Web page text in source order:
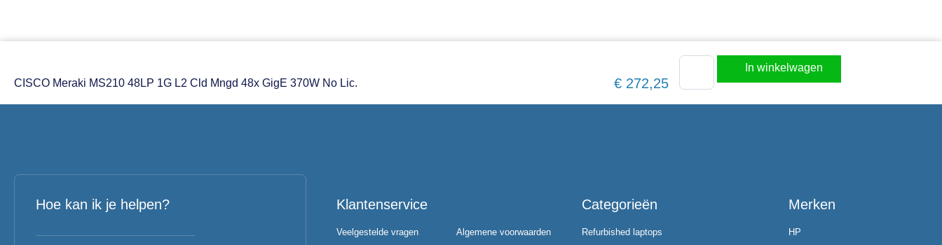
CISCO Meraki MS210 48LP 1G L2 Cld Mngd 48x GigE 370W No Lic. € 272,25
In winkelwagen
Hoe kan ik je helpen? Klantenservice
Veelgestelde vragen Algemene voorwaarden
Categorieën
Refurbished laptops
Merken
HP